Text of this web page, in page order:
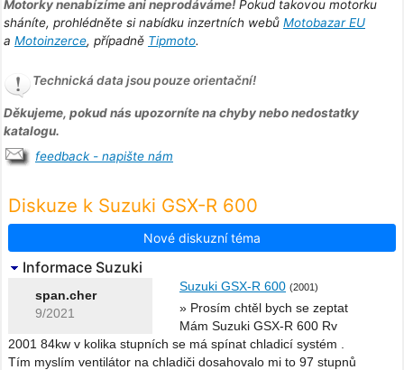
Motorky nenabízíme ani neprodáváme!Pokud takovou motorku
sháníte, prohlédněte si nabídku inzertních webů Motobazar EU
a Motoinzerce, případně Tipmoto.
Technická data jsou pouze orientační!
Děkujeme, pokud nás upozorníte na chyby nebo nedostatky
katalogu.
feedback - napište nám
Diskuze k Suzuki GSX-R 600
Nové diskuzní téma
Informace Suzuki
span.cher
9/2021
Suzuki GSX-R 600 (2001)
» Prosím chtěl bych se zeptat
Mám Suzuki GSX-R 600 Rv
2001 84kw v kolika stupních se má spínat chladicí systém .
Tím myslím ventilátor na chladiči dosahovalo mi to 97 stupnů